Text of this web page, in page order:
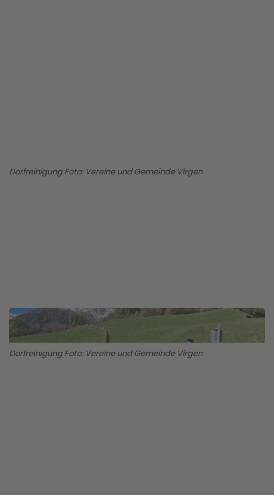
Dorfreinigung Foto: Vereine und Gemeinde Virgen
Dorfreinigung Foto: Vereine und Gemeinde Virgen